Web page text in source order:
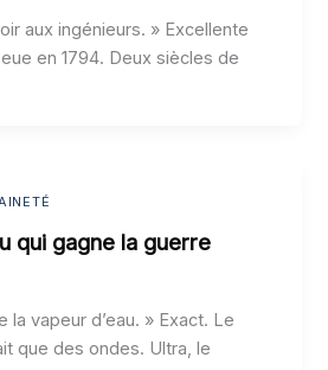
aux ingénieurs. » Excellente
en 1794. Deux siècles de
qui gagne la guerre
la vapeur d’eau. » Exact. Le
que des ondes. Ultra, le